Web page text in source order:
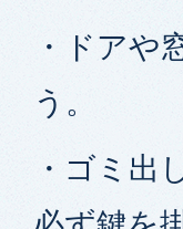
・ドアや
う。
・ゴミ出